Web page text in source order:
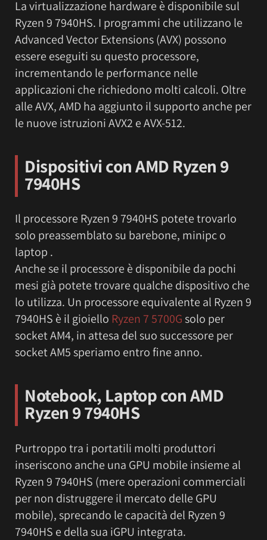
La virtualizzazione hardware è disponibile sul
Ryzen 9 7940HS. I programmi che utilizzano le
Advanced Vector Extensions (AVX) possono
essere eseguiti su questo processore,
incrementando le performance nelle
applicazioni che richiedono molti calcoli. Oltre
alle AVX, AMD ha aggiunto il supporto anche per
le nuove istruzioni AVX2 e AVX-512.
Dispositivi con AMD Ryzen 9
7940HS
Il processore Ryzen 9 7940HS potete trovarlo
solo preassemblato su barebone, minipc o
laptop .
Anche se il processore è disponibile da pochi
mesi già potete trovare qualche dispositivo che
lo utilizza. Un processore equivalente al Ryzen 9
7940HS è il gioiello Ryzen 7 5700Gsolo per
socket AM4, in attesa del suo successore per
socket AM5 speriamo entro fine anno.
Notebook, Laptopcon AMD
Ryzen 9 7940HS
Purtroppo tra i portatili molti produttori
inseriscono anche una GPU mobile insieme al
Ryzen 9 7940HS (mere operazioni commerciali
per non distruggere il mercato delle GPU
mobile), sprecando le capacità del Ryzen 9
7940HS e della sua iGPU integrata.